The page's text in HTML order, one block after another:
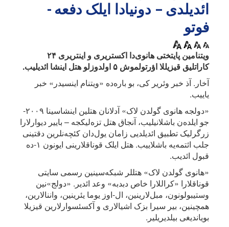
ائدیلدی – دونیادا ایلک دفعه -
فوتو
ویتنامین پایتختی هانوی‌دا اکستریری و اینتریری ۲۴
کاراتلیق قیزیللا اؤرتولموش ۵ اولدوزلو هتل اینشا ائدیلیب.
آخار. آذ خبر وئریر کی، بو باره‌ده «ویتنام اینسیدر» خبر
یاییب.
«دولجه هانوی گولدن لاک» آدلانان هتلین اینشاسینا ۲۰۰۹-
جو ایلده‌ن باشلانیلیب، آنجاق هتل تزه‌لیکجه – باییر دیوارلارا
زرگرلیک تطبیق ائدیلدیی زامان یول‌دان کئچه‌نلرین دقتینی
جلب ائتمه‌یه باشلاییب. هتل ایلک قوناقلارینی ایونون ۱-ده
قبول ائدیب.
«هانوی گولدن لاک» هتللر شبکه‌سینین رسمی سایتی
قوناقلارا «کراللارا خاص دبدبه» وعد ائدیر. «دولج»نین
وستیبولونون، مبل‌لارینین، ال-اوز یوما یئرینین، واننالارین،
همچینین، بیر سیرا بزک اشیالاری و آکسئسوارلارین قیزیلا
بویاندیغی بیلدیریلیر.